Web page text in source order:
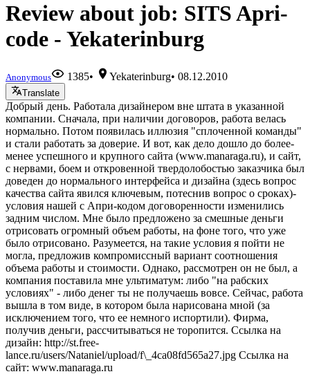
Review about job: SITS Apri-
code - Yekaterinburg
Anonymous 1385• Yekaterinburg•08.12.2010
Translate
Добрый день. Работала дизайнером вне штата в указанной
компании. Сначала, при наличии договоров, работа велась
нормально. Потом появилась иллюзия "сплоченной команды"
и стали работать за доверие. И вот, как дело дошло до более-
менее успешного и крупного сайта (www.manaraga.ru), и сайт,
с нервами, боем и откровенной твердолобостью заказчика был
доведен до нормального интерфейса и дизайна (здесь вопрос
качества сайта явился ключевым, потеснив вопрос о сроках)-
условия нашей с Апри-кодом договоренности изменились
задним числом. Мне было предложено за смешные деньги
отрисовать огромный объем работы, на фоне того, что уже
было отрисовано. Разумеется, на такие условия я пойти не
могла, предложив компромиссный вариант соотношения
объема работы и стоимости. Однако, рассмотрен он не был, а
компания поставила мне ультиматум: либо "на рабских
условиях" - либо денег ты не получаешь вовсе. Сейчас, работа
вышла в том виде, в котором была нарисована мной (за
исключением того, что ее немного испортили). Фирма,
получив деньги, рассчитываться не торопится. Ссылка на
дизайн: http://st.free-
lance.ru/users/Nataniel/upload/f\_4ca08fd565a27.jpg Ссылка на
сайт: www.manaraga.ru